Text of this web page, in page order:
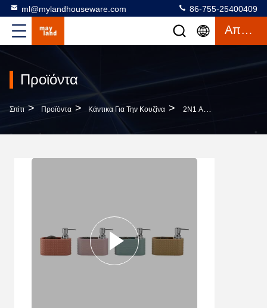
ml@mylandhouseware.com 86-755-25400409
Απόσπασμα
Προϊόντα
Σπίτι > Προϊόντα > Κάντικα Για Την Κουζίνα > 2N1 Αμμολιθικό Δοχείο Σαπουνιού Και Καθαριστική Μπάλα Εργαλεία Κουζίνας Κάρτα Για Υγρό Σαπούνι Για Τα Χέρια